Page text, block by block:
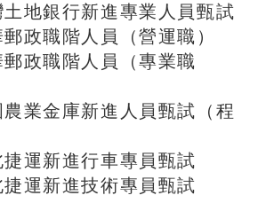
地銀行新進專業人員甄試
政職階人員（營運職）
政職階人員（專業職
業金庫新進人員甄試（程
運新進行車專員甄試
運新進技術專員甄試